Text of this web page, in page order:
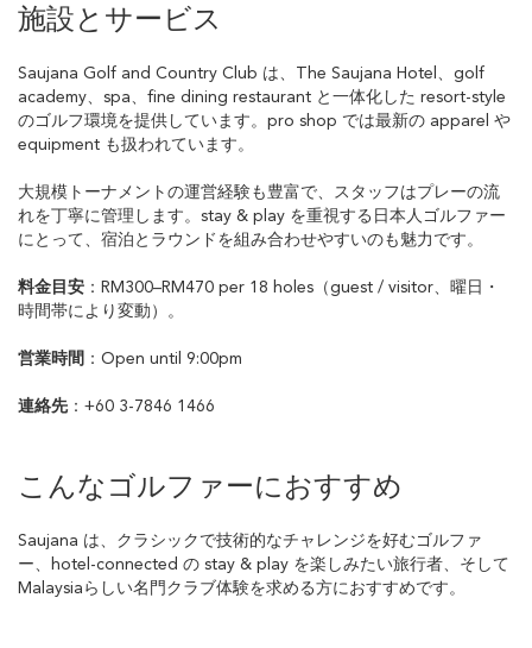
施設とサービス
Saujana Golf and Country Club は、The Saujana Hotel、golf
academy、spa、fine dining restaurant と一体化した resort-style
のゴルフ環境を提供しています。pro shop では最新の apparel や
equipment も扱われています。
大規模トーナメントの運営経験も豊富で、スタッフはプレーの流
れを丁寧に管理します。stay & play を重視する日本人ゴルファー
にとって、宿泊とラウンドを組み合わせやすいのも魅力です。
料金目安 ：RM300–RM470 per 18 holes（guest / visitor、曜日・
時間帯により変動）。
営業時間 ：Open until 9:00pm
連絡先：+60 3-7846 1466
こんなゴルファーにおすすめ
Saujana は、クラシックで技術的なチャレンジを好むゴルファ
ー、hotel-connected の stay & play を楽しみたい旅行者、そして
Malaysiaらしい名門クラブ体験を求める方におすすめです。